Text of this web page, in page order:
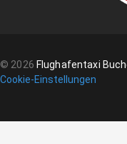
© 2026 Flughafentaxi
Cookie-Einstellungen